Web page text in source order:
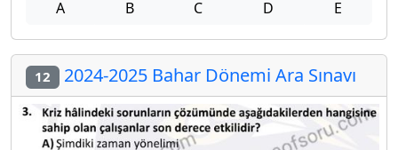
A B C D E
12 2024-2025 Bahar Dönemi Ara Sınavı